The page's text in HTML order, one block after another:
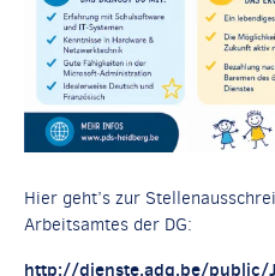
Hier geht’s zur
Arbeitsamtes der DG:
http://dienste.adg.be/public/